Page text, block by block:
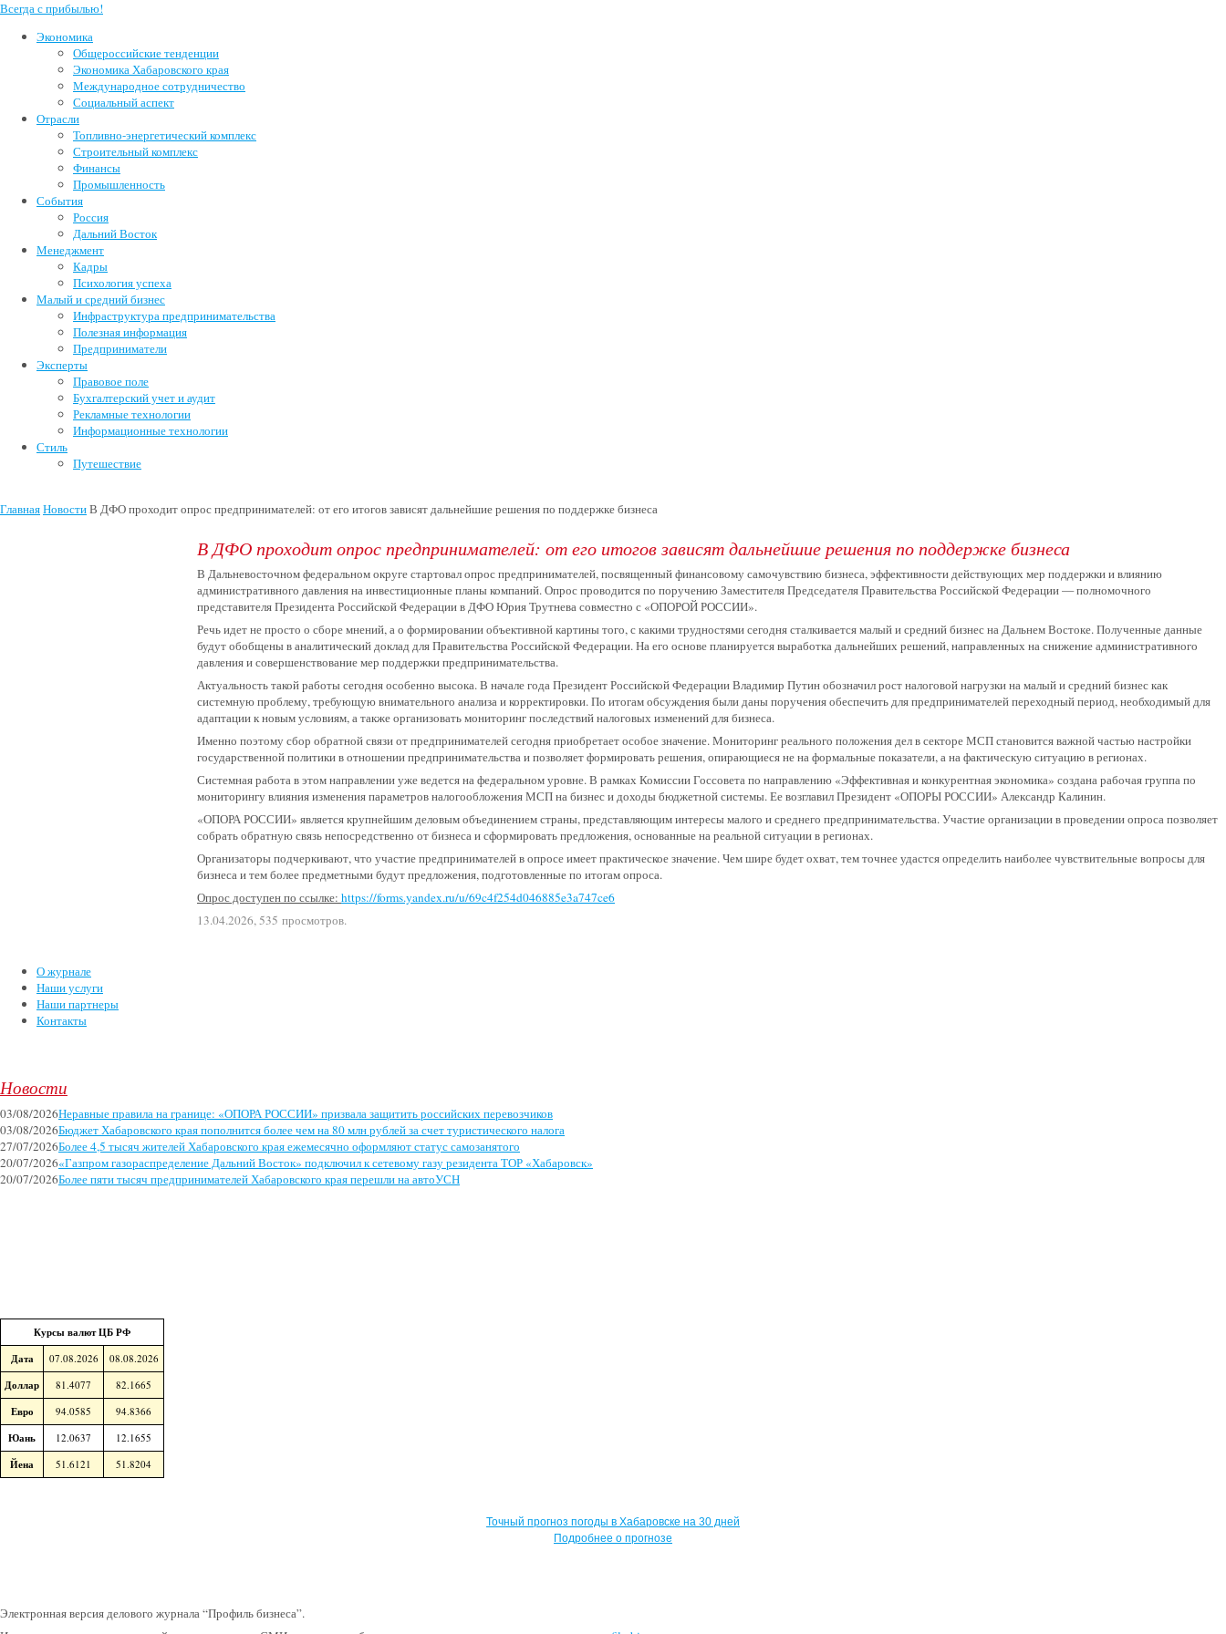
Всегда с прибылью!
Экономика
Общероссийские тенденции
Экономика Хабаровского края
Международное сотрудничество
Социальный аспект
Отрасли
Топливно-энергетический комплекс
Строительный комплекс
Финансы
Промышленность
События
Россия
Дальний Восток
Менеджмент
Кадры
Психология успеха
Малый и средний бизнес
Инфраструктура предпринимательства
Полезная информация
Предприниматели
Эксперты
Правовое поле
Бухгалтерский учет и аудит
Рекламные технологии
Информационные технологии
Стиль
Путешествие
ГлавнаяНовостиВ ДФО проходит опрос предпринимателей: от его итогов зависят дальнейшие решения по поддержке бизнеса
В ДФО проходит опрос предпринимателей: от его итогов зависят дальнейшие решения по поддержке бизнеса
В Дальневосточном федеральном округе стартовал опрос предпринимателей, посвященный финансовому самочувствию бизнеса, эффективности действующих мер поддержки и влиянию
административного давления на инвестиционные планы компаний. Опрос проводится по поручению Заместителя Председателя Правительства Российской Федерации — полномочного
представителя Президента Российской Федерации в ДФОЮрия Трутневасовместно с «ОПОРОЙ РОССИИ».
Речь идет не просто о сборе мнений, а о формировании объективной картины того, с какими трудностями сегодня сталкивается малый и средний бизнес на Дальнем Востоке. Полученные данные
будут обобщены в аналитический доклад для Правительства Российской Федерации. На его основе планируется выработка дальнейших решений, направленных на снижение административного
давления и совершенствование мер поддержки предпринимательства.
Актуальность такой работы сегодня особенно высока. В начале года Президент Российской Федерации Владимир Путин обозначил рост налоговой нагрузки на малый и средний бизнес как
системную проблему, требующую внимательного анализа и корректировки. По итогам обсуждения были даны поручения обеспечить для предпринимателей переходный период, необходимый для
адаптации к новым условиям, а также организовать мониторинг последствий налоговых изменений для бизнеса.
Именно поэтому сбор обратной связи от предпринимателей сегодня приобретает особое значение. Мониторинг реального положения дел в секторе МСП становится важной частью настройки
государственной политики в отношении предпринимательства и позволяет формировать решения, опирающиеся не на формальные показатели, а на фактическую ситуацию в регионах.
Системная работа в этом направлении уже ведется на федеральном уровне. В рамках Комиссии Госсовета по направлению «Эффективная и конкурентная экономика» создана рабочая группа по
мониторингу влияния изменения параметров налогообложения МСП на бизнес и доходы бюджетной системы. Ее возглавил Президент «ОПОРЫ РОССИИ» Александр Калинин.
«ОПОРА РОССИИ» является крупнейшим деловым объединением страны, представляющим интересы малого и среднего предпринимательства. Участие организации в проведении опроса позволяет
собрать обратную связь непосредственно от бизнеса и сформировать предложения, основанные на реальной ситуации в регионах.
Организаторы подчеркивают, что участие предпринимателей в опросе имеет практическое значение. Чем шире будет охват, тем точнее удастся определить наиболее чувствительные вопросы для
бизнеса и тем более предметными будут предложения, подготовленные по итогам опроса.
Опрос доступен по ссылке: https://forms.yandex.ru/u/69c4f254d046885e3a747ce6
13.04.2026, 535 просмотров.
О журнале
Наши услуги
Наши партнеры
Контакты
Новости
03/08/2026Неравные правила на границе: «ОПОРА РОССИИ» призвала защитить российских перевозчиков
03/08/2026Бюджет Хабаровского края пополнится более чем на 80 млн рублей за счет туристического налога
27/07/2026Более 4,5 тысяч жителей Хабаровского края ежемесячно оформляют статус самозанятого
20/07/2026«Газпром газораспределение Дальний Восток» подключил к сетевому газу резидента ТОР «Хабаровск»
20/07/2026Более пяти тысяч предпринимателей Хабаровского края перешли на автоУСН
Курсы валют ЦБ РФ
Дата
07.08.2026 08.08.2026
Доллар 81.4077 82.1665
Евро 94.0585 94.8366
Юань 12.0637 12.1655
Йена 51.6121 51.8204
Точный прогноз погоды в Хабаровске на 30 дней
Подробнее о прогнозе
Электронная версия делового журнала “Профиль бизнеса”.